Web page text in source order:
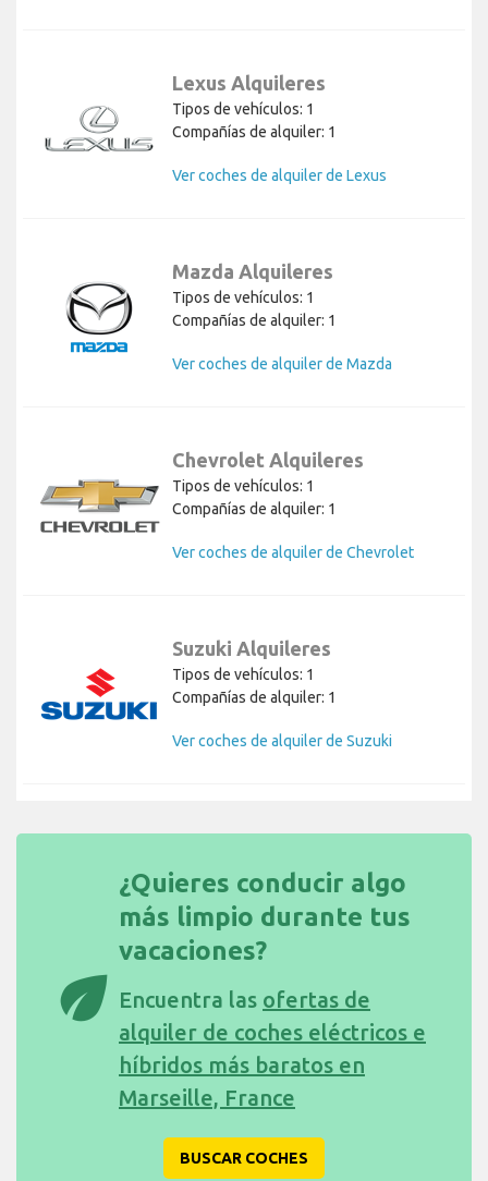
Lexus Alquileres
Tipos de vehículos: 1
Compañías de alquiler: 1
Ver coches de alquiler de Lexus
Mazda Alquileres
Tipos de vehículos: 1
Compañías de alquiler: 1
Ver coches de alquiler de Mazda
Chevrolet Alquileres
Tipos de vehículos: 1
Compañías de alquiler: 1
Ver coches de alquiler de Chevrolet
Suzuki Alquileres
Tipos de vehículos: 1
Compañías de alquiler: 1
Ver coches de alquiler de Suzuki
eco
¿Quieres conducir algo
más limpio durante tus
vacaciones?
Encuentra las ofertas de
alquiler de coches eléctricos e
híbridos más baratos en
Marseille, France
BUSCAR COCHES